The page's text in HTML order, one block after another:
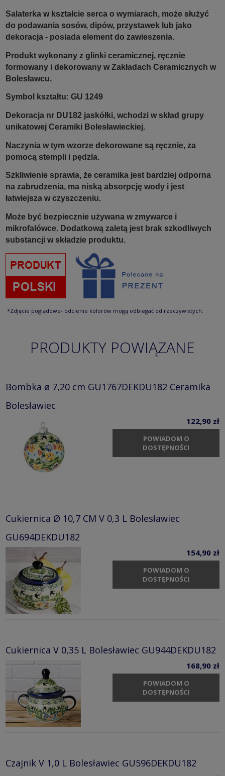
Salaterka w kształcie serca o wymiarach, może służyć
do podawania sosów, dipów, przystawek lub jako
dekoracja - posiada element do zawieszenia.
Produkt wykonany z glinki ceramicznej, ręcznie
formowany i dekorowany w Zakładach Ceramicznych w
Bolesławcu.
Symbol kształtu: GU 1249
Dekoracja nr DU182 jaskółki, wchodzi w skład grupy
unikatowej Ceramiki Bolesławieckiej.
Naczynia w tym wzorze dekorowane są ręcznie, za
pomocą stempli i pędzla.
Szkliwienie sprawia, że ceramika jest bardziej odporna
na zabrudzenia, ma niską absorpcję wody i jest
łatwiejsza w czyszczeniu.
Może być bezpiecznie używana w zmywarce i
mikrofalówce. Dodatkową zaletą jest brak szkodliwych
substancji w składzie produktu.
*Zdjęcie poglądowe- odcienie kolorów mogą odbiegać od rzeczywistych.
PRODUKTY POWIĄZANE
Bombka ø 7,20 cm GU1767DEKDU182 Ceramika
Bolesławiec
122,90 zł
POWIADOM O
DOSTĘPNOŚCI
Cukiernica Ø 10,7 CM V 0,3 L Bolesławiec
GU694DEKDU182
154,90 zł
POWIADOM O
DOSTĘPNOŚCI
Cukiernica V 0,35 L Bolesławiec GU944DEKDU182
168,90 zł
POWIADOM O
DOSTĘPNOŚCI
Czajnik V 1,0 L Bolesławiec GU596DEKDU182